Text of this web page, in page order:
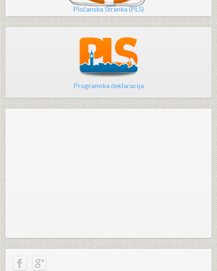
Pločanska Stranka (PLS)
Programska deklaracija